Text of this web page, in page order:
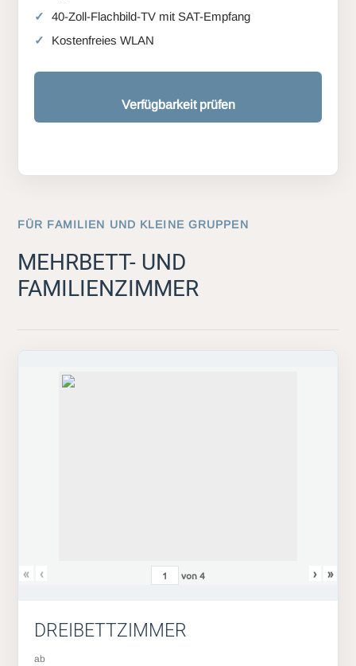
40-Zoll-Flachbild-TV mit SAT-Empfang
Kostenfreies WLAN
Verfügbarkeit prüfen
FÜR FAMILIEN UND KLEINE GRUPPEN
MEHRBETT- UND
FAMILIENZIMMER
« ‹ von4 › »
DREIBETTZIMMER
ab